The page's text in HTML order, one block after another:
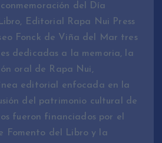
del Día
Editorial Rapa Nui Press
Fonck de Viña del Mar tres
dedicadas a la memoria, la
oral de Rapa Nui,
editorial enfocada en la
del patrimonio cultural de
fueron financiados por el
Fomento del Libro y la